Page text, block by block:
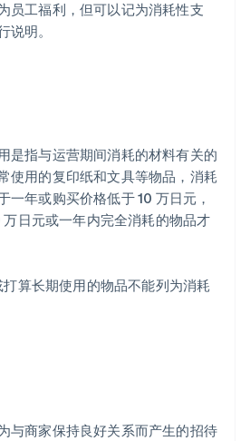
员工福利，但可以记为消耗性支
说明。
是指与运营期间消耗的材料有关的
使用的复印纸和文具等物品，消耗
一年或购买价格低于 10 万日元，
万日元或一年内完全消耗的物品才
算长期使用的物品不能列为消耗
与商家保持良好关系而产生的招待